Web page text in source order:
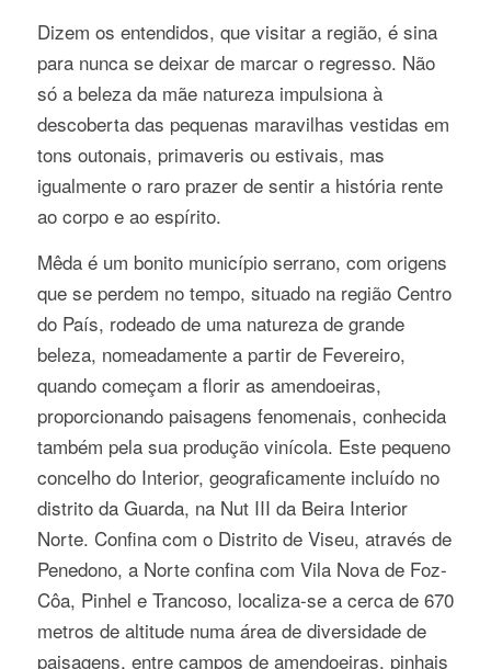
Dizem os entendidos, que visitar a região, é sina
para nunca se deixar de marcar o regresso. Não
só a beleza da mãe natureza impulsiona à
descoberta das pequenas maravilhas vestidas em
tons outonais, primaveris ou estivais, mas
igualmente o raro prazer de sentir a história rente
ao corpo e ao espírito.
Mêda é um bonito município serrano, com origens
que se perdem no tempo, situado na região Centro
do País, rodeado de uma natureza de grande
beleza, nomeadamente a partir de Fevereiro,
quando começam a florir as amendoeiras,
proporcionando paisagens fenomenais, conhecida
também pela sua produção vinícola. Este pequeno
concelho do Interior, geograficamente incluído no
distrito da Guarda, na Nut III da Beira Interior
Norte. Confina com o Distrito de Viseu, através de
Penedono, a Norte confina com Vila Nova de Foz-
Côa, Pinhel e Trancoso, localiza-se a cerca de 670
metros de altitude numa área de diversidade de
paisagens, entre campos de amendoeiras, pinhais